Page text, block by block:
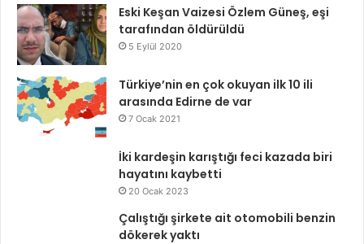
Eski Keşan Vaizesi Özlem Güneş, eşi
tarafından öldürüldü
5 Eylül 2020
Türkiye’nin en çok okuyan ilk 10 ili
arasında Edirne de var
7 Ocak 2021
İki kardeşin karıştığı feci kazada biri
hayatını kaybetti
20 Ocak 2023
Çalıştığı şirkete ait otomobili benzin
dökerek yaktı